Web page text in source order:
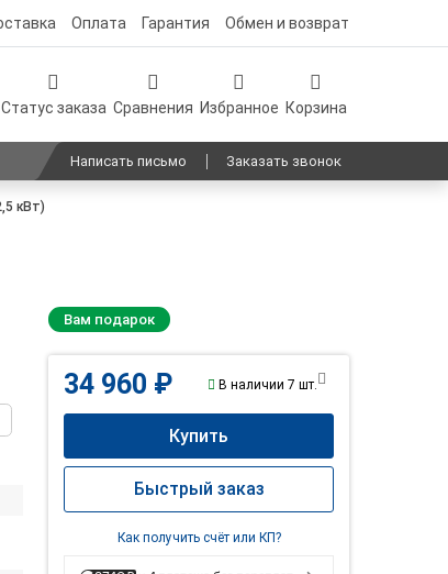
Оплата Гарантия Обмен и возврат
Статус заказа Сравнения Избранное Корзина
Написать письмо Заказать звонок
кВт)
Вам подарок
34 960 ₽ В наличии 7 шт.
Купить
Быстрый заказ
Как получить счёт или КП?